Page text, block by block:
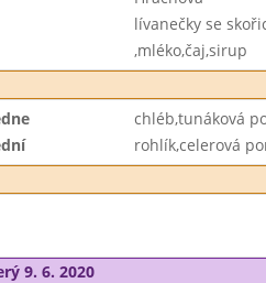
lívanečky se
,mléko,čaj,sirup
chléb,tunáková
rohlík,celerová
9. 6. 2020